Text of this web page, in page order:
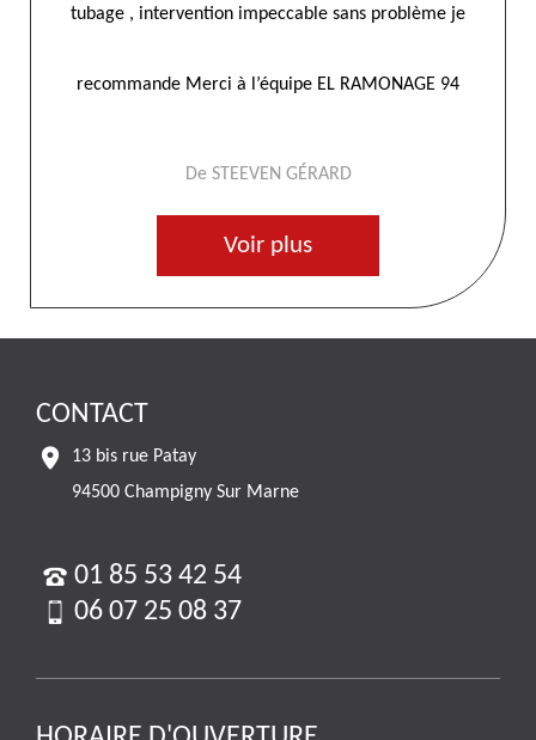
tubage , intervention impeccable sans problème je
recommande Merci à l’équipe EL RAMONAGE 94
De STEEVEN GÉRARD
Voir plus
CONTACT
13 bis rue Patay
94500 Champigny Sur Marne
01 85 53 42 54
06 07 25 08 37